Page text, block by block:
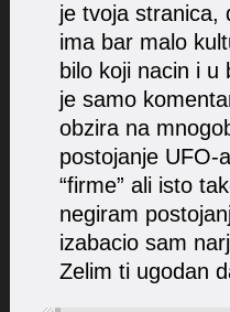
je tvoja stranica,
ima bar malo
bilo koji nacin i
je samo
obzira na
postojanje UFO-
“firme” ali isto
negiram
izabacio sam
Zelim ti ugodan